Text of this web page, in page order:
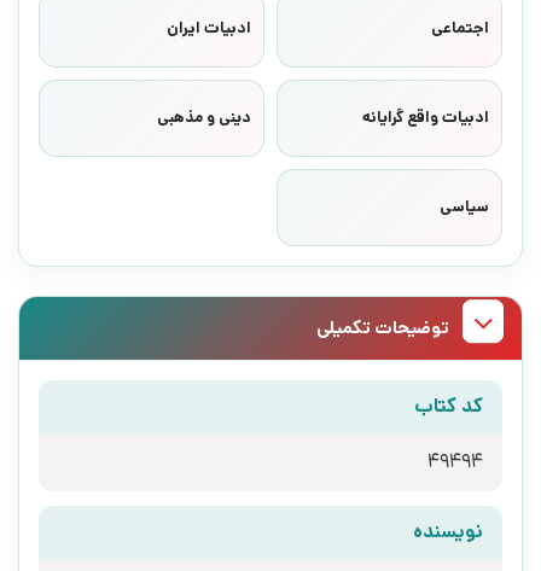
اجتماعی ادبیات ایران
ادبیات واقع گرایانه دینی و مذهبی
سیاسی
توضیحات تکمیلی
کد کتاب
49494
نویسنده